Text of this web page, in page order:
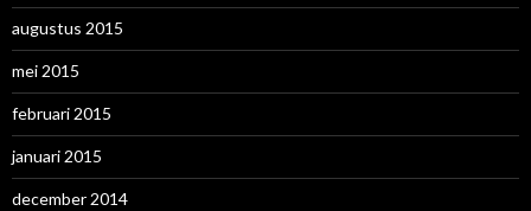
augustus 2015
mei 2015
februari 2015
januari 2015
december 2014